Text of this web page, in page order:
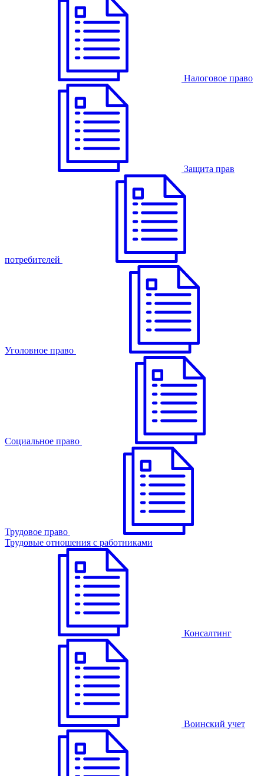
Налоговое право
Защита прав
потребителей
Уголовное право
Cоциальное право
Трудовое право
Трудовые отношения с работниками
Консалтинг
Воинский учет